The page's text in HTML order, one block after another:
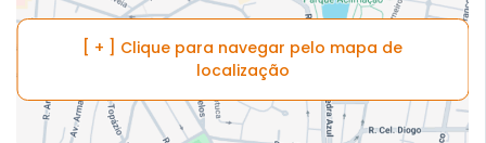
[ + ] Clique para navegar pelo mapa de
localização